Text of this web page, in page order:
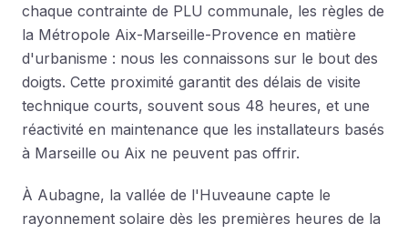
chaque contrainte de PLU communale, les règles de
la Métropole Aix-Marseille-Provence en matière
d'urbanisme : nous les connaissons sur le bout des
doigts. Cette proximité garantit des délais de visite
technique courts, souvent sous 48 heures, et une
réactivité en maintenance que les installateurs basés
à Marseille ou Aix ne peuvent pas offrir.
À Aubagne, la vallée de l'Huveaune capte le
rayonnement solaire dès les premières heures de la